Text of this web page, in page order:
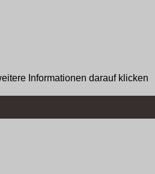
Informationen darauf klicken